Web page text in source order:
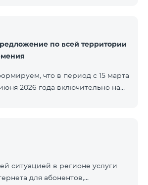
По вопросам или для
информации просим
«Фаст Медиа».
по всей территории
что в период с 15 марта
2026 года включительно на
доступны со скидкой 25% при
месяцев с автоматическим
также предоставляется со
на 12 месяцев. Кроме того, для
ситуацией в регионе услуги
для абонентов,